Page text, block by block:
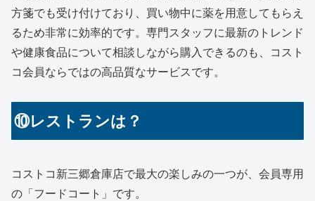
方箋でも受け付けており、買い物中に薬を用意してもらえ
るため非常に効率的です。専門スタッフに最新のトレンド
や健康食品について相談しながら購入できるのも、コスト
コ会員ならではの高品質なサービスです。
⑩レストランは？
コストコ新三郷倉庫店で最大の楽しみの一つが、会員専用
の「フードコート」です。